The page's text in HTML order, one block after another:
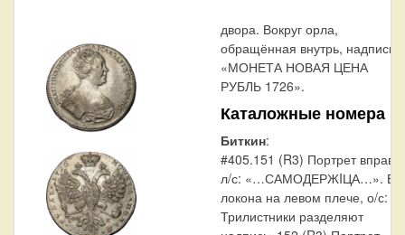
двора. Вокруг орла,
обращённая внутрь, надпись:
«МОНЕТА НОВАЯ ЦЕНА
РУБЛЬ 1726».
Каталожные номера
Биткин:
#405.151 (R3) Портрет вправо,
л/с: «…САМОДЕРЖIЦА…».
локона на левом плече, о/с:
Трилистники разделяют